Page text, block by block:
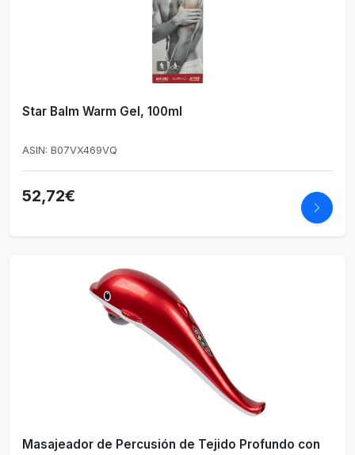
Star Balm Warm Gel, 100ml
ASIN: B07VX469VQ
52,72€
Masajeador de Percusión de Tejido Profundo con